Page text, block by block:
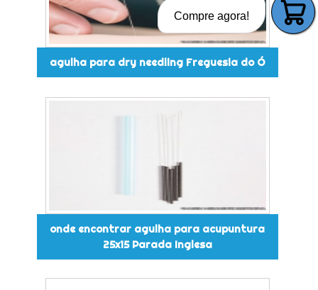
agulha para dry needling Freguesia do Ó
onde encontrar agulha para acupuntura
25x15 Parada Inglesa
Compre agora!